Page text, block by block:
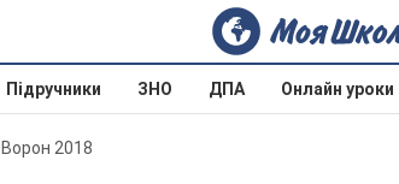
Підручники ЗНО ДПА Онлайн уроки
2018